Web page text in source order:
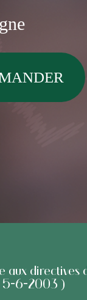
aux directives
5-6-2003 )